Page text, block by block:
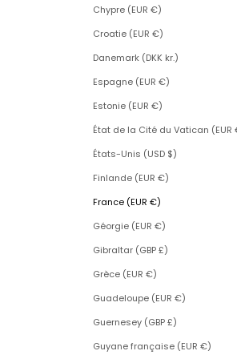
Chypre (EUR €)
Croatie (EUR €)
Danemark (DKK kr.)
Espagne (EUR €)
Estonie (EUR €)
État de la Cité du Vatican (EUR
États-Unis (USD $)
Finlande (EUR €)
France (EUR €)
Géorgie (EUR €)
Gibraltar (GBP £)
Grèce (EUR €)
Guadeloupe (EUR €)
Guernesey (GBP £)
Guyane française (EUR €)